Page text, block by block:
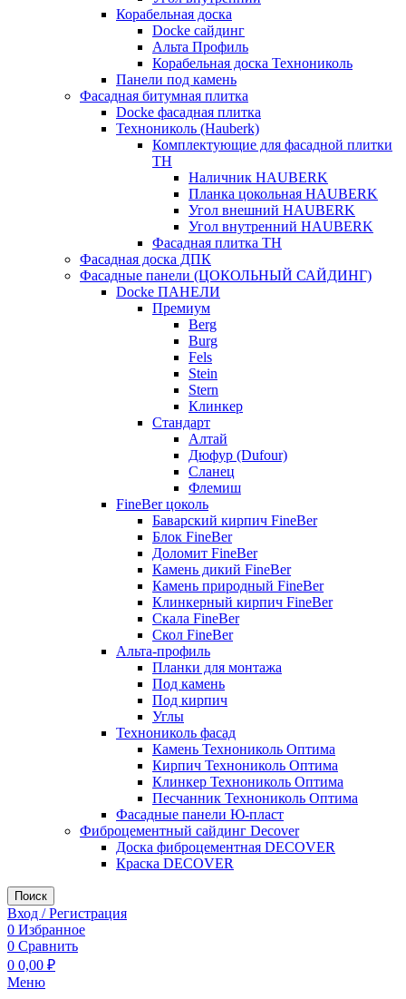
Корабельная доска
Docke сайдинг
Альта Профиль
Корабельная доска Технониколь
Панели под камень
Фасадная битумная плитка
Docke фасадная плитка
Технониколь (Hauberk)
Комплектующие для фасадной плитки
ТН
Наличник HAUBERK
Планка цокольная HAUBERK
Угол внешний HAUBERK
Угол внутренний HAUBERK
Фасадная плитка ТН
Фасадная доска ДПК
Фасадные панели (ЦОКОЛЬНЫЙ САЙДИНГ)
Docke ПАНЕЛИ
Премиум
Berg
Burg
Fels
Stein
Stern
Клинкер
Стандарт
Алтай
Дюфур (Dufour)
Сланец
Флемиш
FineBer цоколь
Баварский кирпич FineBer
Блок FineBer
Доломит FineBer
Камень дикий FineBer
Камень природный FineBer
Клинкерный кирпич FineBer
Скала FineBer
Скол FineBer
Альта-профиль
Планки для монтажа
Под камень
Под кирпич
Углы
Технониколь фасад
Камень Технониколь Оптима
Кирпич Технониколь Оптима
Клинкер Технониколь Оптима
Песчанник Технониколь Оптима
Фасадные панели Ю-пласт
Фиброцементный сайдинг Decover
Доска фиброцементная DECOVER
Краска DECOVER
Поиск
Вход / Регистрация
0 Избранное
0 Сравнить
0 0,00 ₽
Меню